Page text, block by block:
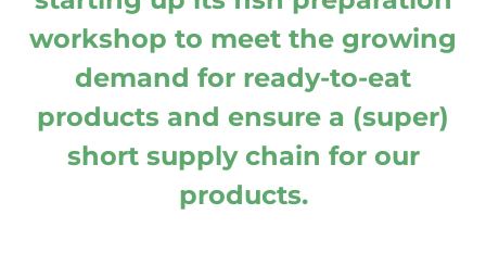
workshop to meet the growing
demand for ready-to-eat
products and ensure a (super)
short supply chain for our
products.